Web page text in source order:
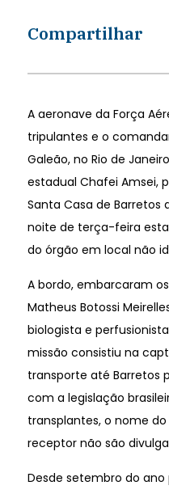
Compartilhar
A aeronave da Força
tripulantes e o
Galeão, no Rio de
estadual Chafei Amsei,
Santa Casa de Barretos
noite de terça-feira
do órgão em local não
A bordo, embarcaram
Matheus Botossi
biologista e
missão consistiu na
transporte até Barretos
com a legislação
transplantes, o nome
receptor não são
Desde setembro do ano